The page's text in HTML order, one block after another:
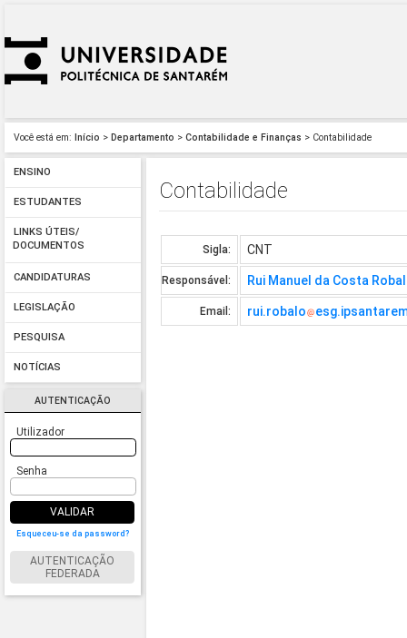
Você está em: Início > Departamento > Contabilidade e Finanças > Contabilidade
ENSINO
ESTUDANTES
LINKS ÚTEIS/
DOCUMENTOS
CANDIDATURAS
LEGISLAÇÃO
PESQUISA
NOTÍCIAS
AUTENTICAÇÃO
Utilizador
Senha
VALIDAR
Esqueceu-se da password?
AUTENTICAÇÃO
FEDERADA
Contabilidade
Sigla: CNT
Responsável: Rui Manuel da Costa
Email: rui.robalo